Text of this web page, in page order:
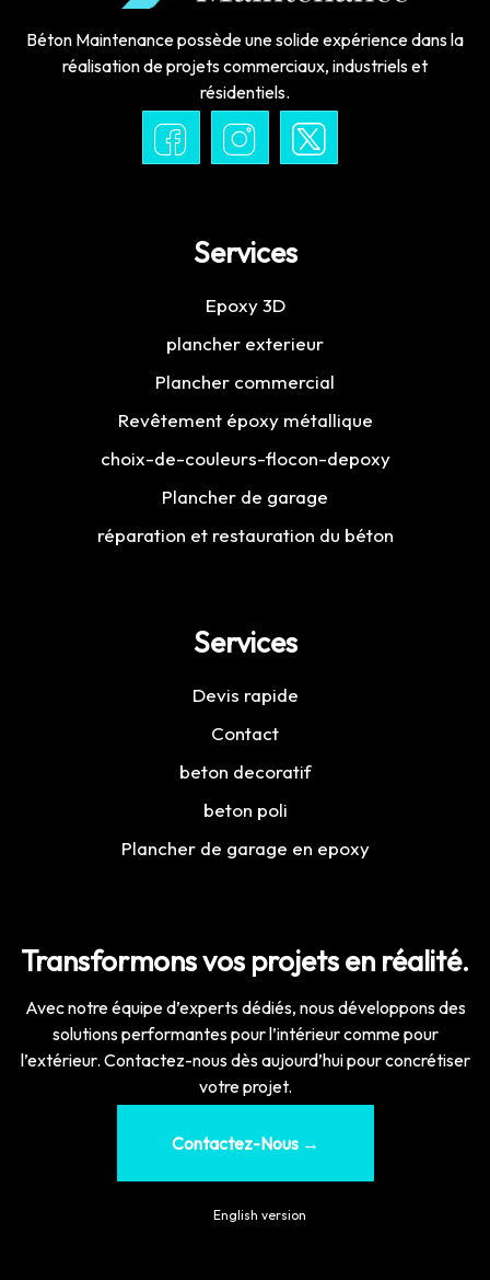
Béton Maintenance possède une solide expérience dans la
réalisation de projets commerciaux, industriels et
résidentiels.
Services
Epoxy 3D
plancher exterieur
Plancher commercial
Revêtement époxy métallique
choix-de-couleurs-flocon-depoxy
Plancher de garage
réparation et restauration du béton
Services
Devis rapide
Contact
beton decoratif
beton poli
Plancher de garage en epoxy
Transformons vos projets en réalité.
Avec notre équipe d’experts dédiés, nous développons des
solutions performantes pour l’intérieur comme pour
l’extérieur. Contactez-nous dès aujourd’hui pour concrétiser
votre projet.
Contactez-Nous →
English version